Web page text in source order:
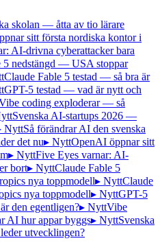
skolan — åtta av tio lärare
sitt första nordiska kontor i
AI-drivna cyberattacker bara
5 nedstängd — USA stoppar
Claude Fable 5 testad — så bra är
GPT-5 testad — vad är nytt och
coding exploderar — så
Svenska AI-startups 2026 —
NyttSå förändrar AI den svenska
det nu▸ NyttOpenAI öppnar sitt
▸ NyttFive Eyes varnar: AI-
bort▸ NyttClaude Fable 5
nya toppmodell▸ NyttClaude
nya toppmodell▸ NyttGPT-5
den egentligen?▸ NyttVibe
AI hur appar byggs▸ NyttSvenska
utvecklingen?